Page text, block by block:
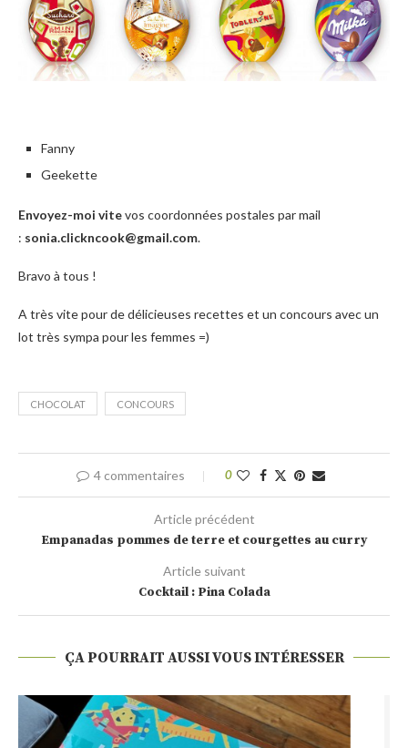
Fanny
Geekette
Envoyez-moi vitevos coordonnées postales par mail
: sonia.clickncook@gmail.com.
Bravo à tous !
A très vite pour de délicieuses recettes et un concours avec un
lot très sympa pour les femmes =)
CHOCOLAT CONCOURS
4 commentaires 0
Article précédent
Empanadas pommes de terre et courgettes au curry
Article suivant
Cocktail : Pina Colada
ÇA POURRAIT AUSSI VOUS INTÉRESSER